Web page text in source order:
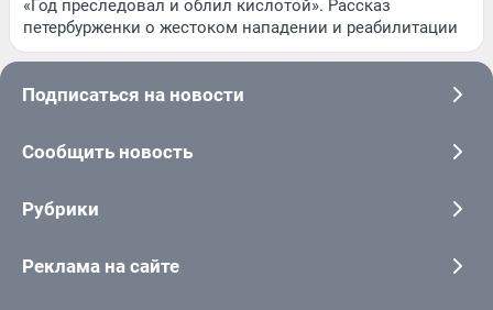
«Год преследовал и облил кислотой». Рассказ
петербурженки о жестоком нападении и реабилитации
Подписаться на новости
Сообщить новость
Рубрики
Реклама на сайте